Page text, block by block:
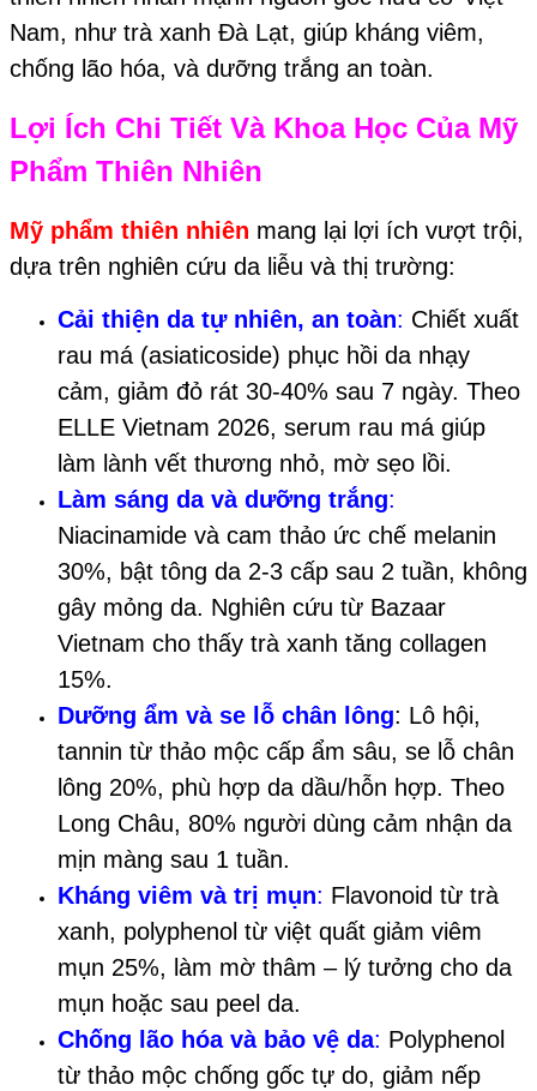
Nam, như trà xanh Đà Lạt, giúp kháng viêm,
chống lão hóa, và dưỡng trắng an toàn.
Lợi Ích Chi Tiết Và Khoa Học Của Mỹ
Phẩm Thiên Nhiên
Mỹ phẩm thiên nhiên mang lại lợi ích vượt trội,
dựa trên nghiên cứu da liễu và thị trường:
Cải thiện da tự nhiên, an toàn: Chiết xuất
rau má (asiaticoside) phục hồi da nhạy
cảm, giảm đỏ rát 30-40% sau 7 ngày. Theo
ELLE Vietnam 2026, serum rau má giúp
làm lành vết thương nhỏ, mờ sẹo lồi.
Làm sáng da và dưỡng trắng:
Niacinamide và cam thảo ức chế melanin
30%, bật tông da 2-3 cấp sau 2 tuần, không
gây mỏng da. Nghiên cứu từ Bazaar
Vietnam cho thấy trà xanh tăng collagen
15%.
Dưỡng ẩm và se lỗ chân lông: Lô hội,
tannin từ thảo mộc cấp ẩm sâu, se lỗ chân
lông 20%, phù hợp da dầu/hỗn hợp. Theo
Long Châu, 80% người dùng cảm nhận da
mịn màng sau 1 tuần.
Kháng viêm và trị mụn: Flavonoid từ trà
xanh, polyphenol từ việt quất giảm viêm
mụn 25%, làm mờ thâm – lý tưởng cho da
mụn hoặc sau peel da.
Chống lão hóa và bảo vệ da: Polyphenol
từ thảo mộc chống gốc tự do, giảm nếp